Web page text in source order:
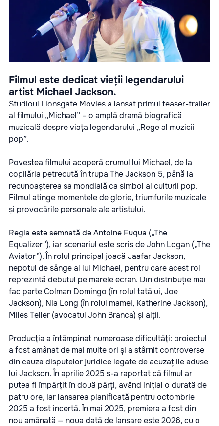
Filmul este dedicat vieții legendarului
artist Michael Jackson.
Studioul Lionsgate Movies a lansat primul teaser-trailer
al filmului „Michael” – o amplă dramă biografică
muzicală despre viața legendarului „Rege al muzicii
pop”.
Povestea filmului acoperă drumul lui Michael, de la
copilăria petrecută în trupa The Jackson 5, până la
recunoașterea sa mondială ca simbol al culturii pop.
Filmul atinge momentele de glorie, triumfurile muzicale
și provocările personale ale artistului.
Regia este semnată de Antoine Fuqua („The
Equalizer”), iar scenariul este scris de John Logan („The
Aviator”). În rolul principal joacă Jaafar Jackson,
nepotul de sânge al lui Michael, pentru care acest rol
reprezintă debutul pe marele ecran. Din distribuție mai
fac parte Colman Domingo (în rolul tatălui, Joe
Jackson), Nia Long (în rolul mamei, Katherine Jackson),
Miles Teller (avocatul John Branca) și alții.
Producția a întâmpinat numeroase dificultăți: proiectul
a fost amânat de mai multe ori și a stârnit controverse
din cauza disputelor juridice legate de acuzațiile aduse
lui Jackson. În aprilie 2025 s-a raportat că filmul ar
putea fi împărțit în două părți, având inițial o durată de
patru ore, iar lansarea planificată pentru octombrie
2025 a fost incertă. În mai 2025, premiera a fost din
nou amânată — noua dată de lansare este 2026, cu o